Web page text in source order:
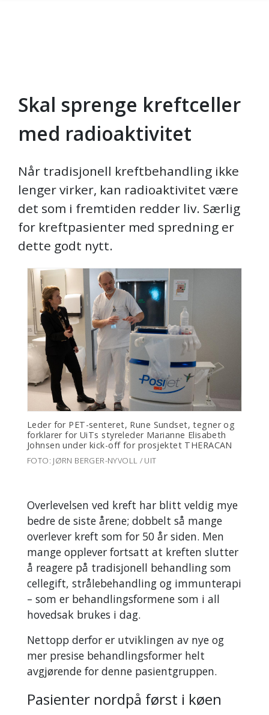
Gå til hovedinnhold
Skal sprenge kreftceller
med radioaktivitet
Når tradisjonell kreftbehandling ikke
lenger virker, kan radioaktivitet være
det som i fremtiden redder liv. Særlig
for kreftpasienter med spredning er
dette godt nytt.
Leder for PET-senteret, Rune Sundset, tegner og
forklarer for UiTs styreleder Marianne Elisabeth
Johnsen under kick-off for prosjektet THERACAN
FOTO: JØRN BERGER-NYVOLL / UIT
Overlevelsen ved kreft har blitt veldig mye
bedre de siste årene; dobbelt så mange
overlever kreft som for 50 år siden. Men
mange opplever fortsatt at kreften slutter
å reagere på tradisjonell behandling som
cellegift, strålebehandling og immunterapi
– som er behandlingsformene som i all
hovedsak brukes i dag.
Nettopp derfor er utviklingen av nye og
mer presise behandlingsformer helt
avgjørende for denne pasientgruppen.
Pasienter nordpå først i køen